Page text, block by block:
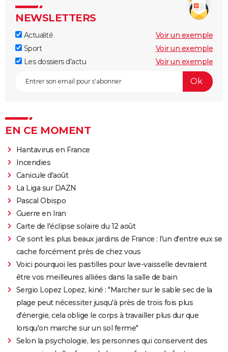
NEWSLETTERS
Actualité
Voir un exemple
Sport
Voir un exemple
Les dossiers d'actu
Voir un exemple
EN CE MOMENT
Hantavirus en France
Incendies
Canicule d'août
La Liga sur DAZN
Pascal Obispo
Guerre en Iran
Carte de l'éclipse solaire du 12 août
Ce sont les plus beaux jardins de France : l'un d'entre eux se
cache forcément près de chez vous
Voici pourquoi les pastilles pour lave-vaisselle devraient
être vos meilleures alliées dans la salle de bain
Sergio Lopez Lopez, kiné : "Marcher sur le sable sec de la
plage peut nécessiter jusqu'à près de trois fois plus
d'énergie, cela oblige le corps à travailler plus dur que
lorsqu'on marche sur un sol ferme"
Selon la psychologie, les personnes qui conservent des